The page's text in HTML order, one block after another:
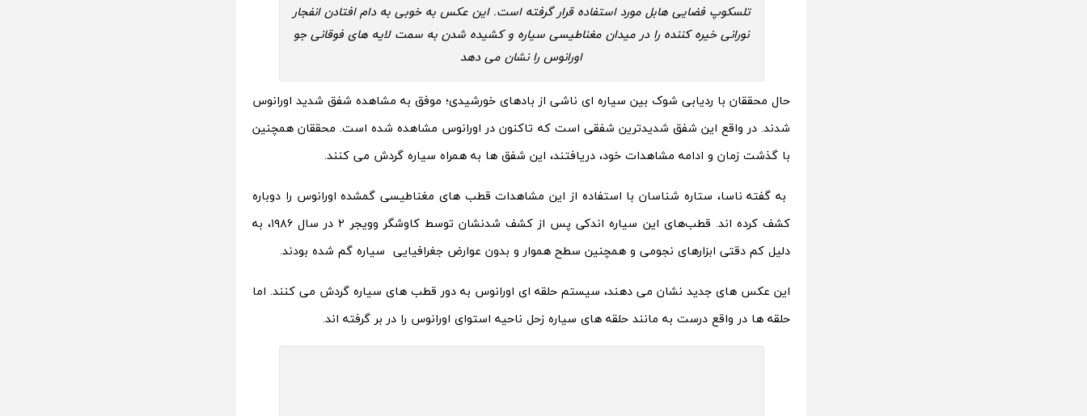
تلسکوپ فضایی هابل مورد استفاده قرار گرفته است. این عکس به خوبی به دام افتادن انفجار
نورانی خیره کننده را در میدان مغناطیسی سیاره و کشیده شدن به سمت لایه های فوقانی جو
اورانوس را نشان می دهد
حال محققان با ردیابی شوک بین سیاره ای ناشی از بادهای خورشیدی؛ موفق به مشاهده شفق شدید اورانوس
شدند. در واقع این شفق شدیدترین شفقی است که تاکنون در اورانوس مشاهده شده است. محققان همچنین
با گذشت زمان و ادامه مشاهدات خود، دریافتند، این شفق ها به همراه سیاره گردش می کنند.
به گفته ناسا، ستاره شناسان با استفاده از این مشاهدات قطب های مغناطیسی گمشده اورانوس را دوباره
کشف کرده اند. قطب‌های این سیاره اندکی پس از کشف شدنشان توسط کاوشگر وویجر ۲ در سال ۱۹۸۶، به
دلیل کم‌ دقتی ابزارهای نجومی و همچنین سطح هموار و بدون عوارض جغرافیایی سیاره گم شده بودند.
این عکس های جدید نشان می دهند، سیستم حلقه ای اورانوس به دور قطب های سیاره گردش می کنند. اما
حلقه ها در واقع درست به مانند حلقه های سیاره زحل ناحیه استوای اورانوس را در بر گرفته اند.